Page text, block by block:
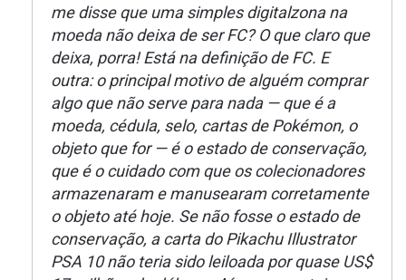
me disse que uma simples digitalzona na
moeda não deixa de ser FC? O que claro que
deixa, porra! Está na definição de FC. E
outra: o principal motivo de alguém comprar
algo que não serve para nada — que é a
moeda, cédula, selo, cartas de Pokémon, o
objeto que for — é o estado de conservação,
que é o cuidado com que os colecionadores
armazenaram e manusearam corretamente
o objeto até hoje. Se não fosse o estado de
conservação, a carta do Pikachu Illustrator
PSA 10 não teria sido leiloada por quase US$